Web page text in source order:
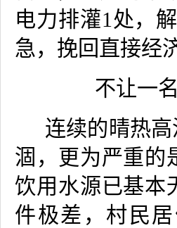
电力排灌1处，
急，挽回直接经
不让一
连续的晴热
涸，更为严重的
饮用水源已基本
件极差，村民